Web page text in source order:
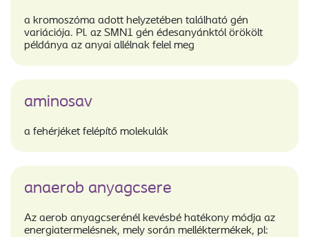
a kromoszóma adott helyzetében található gén
variációja. Pl. az SMN1 gén édesanyánktól örökölt
példánya az anyai allélnak felel meg
aminosav
a fehérjéket felépítő molekulák
anaerob anyagcsere
Az aerob anyagcserénél kevésbé hatékony módja az
energiatermelésnek, mely során melléktermékek, pl: